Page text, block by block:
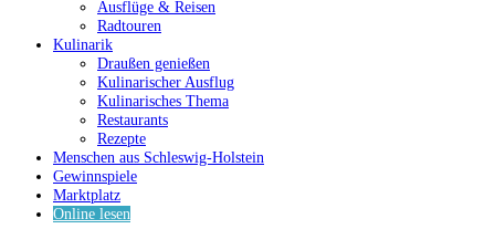
Ausflüge & Reisen
Radtouren
Kulinarik
Draußen genießen
Kulinarischer Ausflug
Kulinarisches Thema
Restaurants
Rezepte
Menschen aus Schleswig-Holstein
Gewinnspiele
Marktplatz
Online lesen